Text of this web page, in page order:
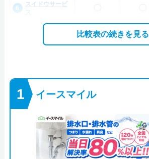
スイドウサービ
比較表の続きを見る
イースマイル